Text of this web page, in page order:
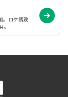
。ロケ誘致